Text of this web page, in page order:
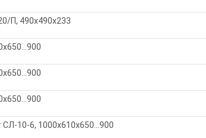
П, 490x490х233
10-6, 1000х610х650...900